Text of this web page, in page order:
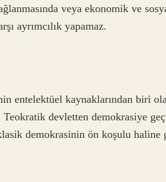
veya ekonomik ve
ayrımcılık yapamaz.
entelektüel kaynaklarından biri
devletten demokrasiye
demokrasinin ön koşulu haline